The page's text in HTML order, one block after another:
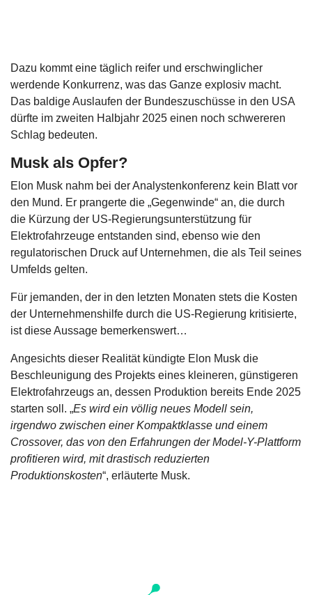
Dazu kommt eine täglich reifer und erschwinglicher
werdende Konkurrenz, was das Ganze explosiv macht.
Das baldige Auslaufen der Bundeszuschüsse in den USA
dürfte im zweiten Halbjahr 2025 einen noch schwereren
Schlag bedeuten.
Musk als Opfer?
Elon Musk nahm bei der Analystenkonferenz kein Blatt vor
den Mund. Er prangerte die „Gegenwinde“ an, die durch
die Kürzung der US-Regierungsunterstützung für
Elektrofahrzeuge entstanden sind, ebenso wie den
regulatorischen Druck auf Unternehmen, die als Teil seines
Umfelds gelten.
Für jemanden, der in den letzten Monaten stets die Kosten
der Unternehmenshilfe durch die US-Regierung kritisierte,
ist diese Aussage bemerkenswert…
Angesichts dieser Realität kündigte Elon Musk die
Beschleunigung des Projekts eines kleineren, günstigeren
Elektrofahrzeugs an, dessen Produktion bereits Ende 2025
starten soll. „Es wird ein völlig neues Modell sein,
irgendwo zwischen einer Kompaktklasse und einem
Crossover, das von den Erfahrungen der Model-Y-Plattform
profitieren wird, mit drastisch reduzierten
Produktionskosten“, erläuterte Musk.